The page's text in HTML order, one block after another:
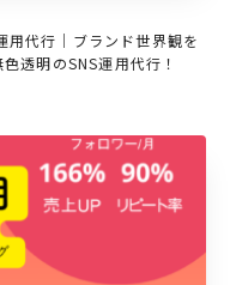
代行｜ブランド世界観を
透明のSNS運用代行！